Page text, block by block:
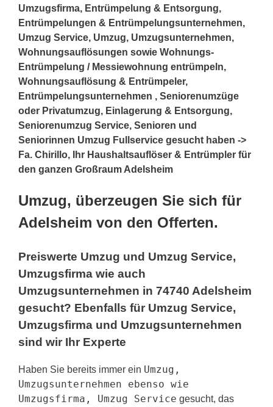
Umzugsfirma, Entrümpelung & Entsorgung,
Entrümpelungen & Entrümpelungsunternehmen,
Umzug Service, Umzug, Umzugsunternehmen,
Wohnungsauflösungen sowie Wohnungs-
Entrümpelung / Messiewohnung entrümpeln,
Wohnungsauflösung & Entrümpeler,
Entrümpelungsunternehmen , Seniorenumzüge
oder Privatumzug, Einlagerung & Entsorgung,
Seniorenumzug Service, Senioren und
Seniorinnen Umzug Fullservice gesucht haben ->
Fa. Chirillo, Ihr Haushaltsauflöser & Entrümpler für
den ganzen Großraum Adelsheim
Umzug, überzeugen Sie sich für
Adelsheim von den Offerten.
Preiswerte Umzug und Umzug Service,
Umzugsfirma wie auch
Umzugsunternehmen in 74740 Adelsheim
gesucht? Ebenfalls für Umzug Service,
Umzugsfirma und Umzugsunternehmen
sind wir Ihr Experte
Haben Sie bereits immer ein Umzug,
Umzugsunternehmen ebenso wie
Umzugsfirma, Umzug Service gesucht, das